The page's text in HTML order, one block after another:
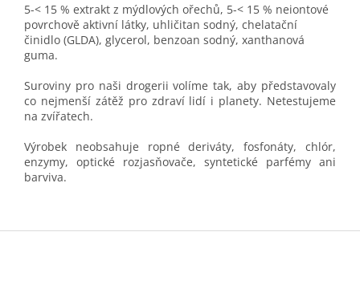
5-< 15 % extrakt z mýdlových ořechů, 5-< 15 % neiontové
povrchově aktivní látky, uhličitan sodný, chelatační
činidlo (GLDA), glycerol, benzoan sodný, xanthanová
guma.
Suroviny pro naši drogerii volíme tak, aby představovaly
co nejmenší zátěž pro zdraví lidí i planety. Netestujeme
na zvířatech.
Výrobek neobsahuje ropné deriváty, fosfonáty, chlór,
enzymy, optické rozjasňovače, syntetické parfémy ani
barviva.
Z